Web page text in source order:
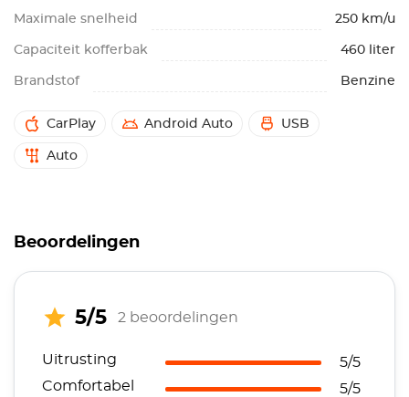
Maximale snelheid 250 km/u
Capaciteit kofferbak 460 liter
Brandstof Benzine
CarPlay Android Auto USB
Auto
Beoordelingen
5/5 2 beoordelingen
Uitrusting
5/5
Comfortabel
5/5